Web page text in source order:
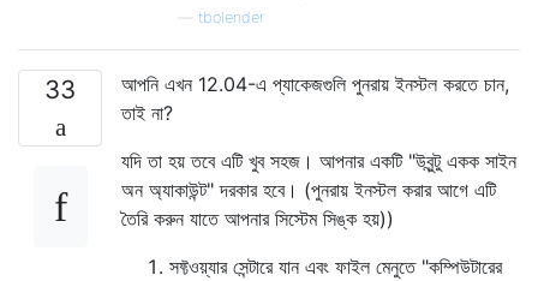
tbolender
33
আপনি এখন 12.04-এ প্যাকেজগুলি পুনরায় ইনস্টল করতে চান,
তাই না?
যদি তা হয় তবে এটি খুব সহজ। আপনার একটি "উবুন্টু একক সাইন
অন অ্যাকাউন্ট" দরকার হবে। (পুনরায় ইনস্টল করার আগে এটি
তৈরি করুন যাতে আপনার সিস্টেম সিঙ্ক হয়))
সফ্টওয়্যার সেন্টারে যান এবং ফাইল মেনুতে "কম্পিউটারের